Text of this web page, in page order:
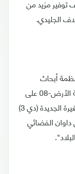
توفير مزيد من
الجليدي.
أبحاث
الفضاء الهندية "إيسرو" أطلقت قمر مراقبة الأرض-08 على
متن مركبة إطلاق الأقمار الاصطناعية الصغيرة الجديدة (دي 3)
الفضائي